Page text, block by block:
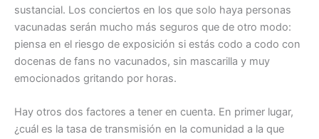
sustancial. Los conciertos en los que solo haya personas
vacunadas serán mucho más seguros que de otro modo:
piensa en el riesgo de exposición si estás codo a codo con
docenas de fans no vacunados, sin mascarilla y muy
emocionados gritando por horas.
Hay otros dos factores a tener en cuenta. En primer lugar,
¿cuál es la tasa de transmisión en la comunidad a la que